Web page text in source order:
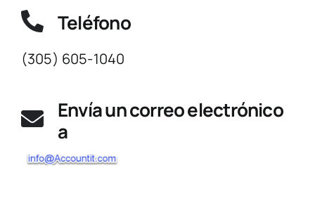
Teléfono
(305) 605-1040
Envía un correo electrónico
a